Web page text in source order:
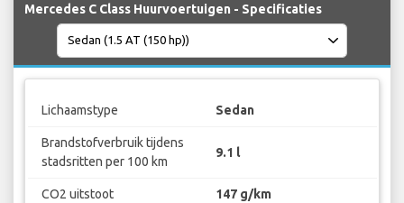
Mercedes C Class Huurvoertuigen - Specificaties
Lichaamstype Sedan
Brandstofverbruik tijdens
stadsritten per 100 km
9.1 l
CO2 uitstoot 147 g/km